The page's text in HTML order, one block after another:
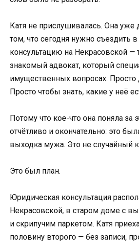
Катя не прислушивалась. Она уже
том, что сегодня нужно съездить
консультацию на Некрасовской —
знакомый адвокат, который
имущественных вопросах.
Просто чтобы знать, какие у неё
Потому что кое-что она поняла за
отчётливо и окончательно: это
выходка мужа. Это не случайный
Это был план.
Юридическая консультация
Некрасовской, в старом доме с
и скрипучим паркетом. Катя
половину второго — без записи,